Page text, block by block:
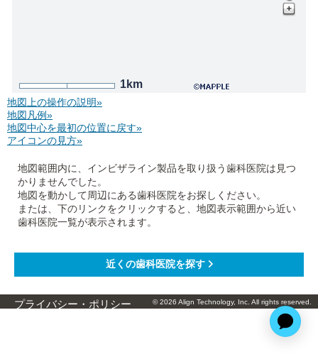
1km
地図上の操作の説明»
地図凡例»
地図中心を最初の位置に戻す»
アイコンの見方»
地図範囲内に、インビザライン製品を取り扱う歯科医院は見つ
かりませんでした。
地図を動かして周辺にある歯科医院をお探しください。
または、下のリンクをクリックすると、地図表示範囲から近い
歯科医院一覧が表示されます。
プライバシー・ポリシー © 2026 Align Technology, Inc. All rights reserved.